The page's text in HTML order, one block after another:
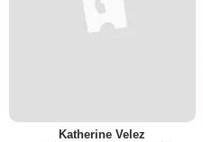
Katherine Velez